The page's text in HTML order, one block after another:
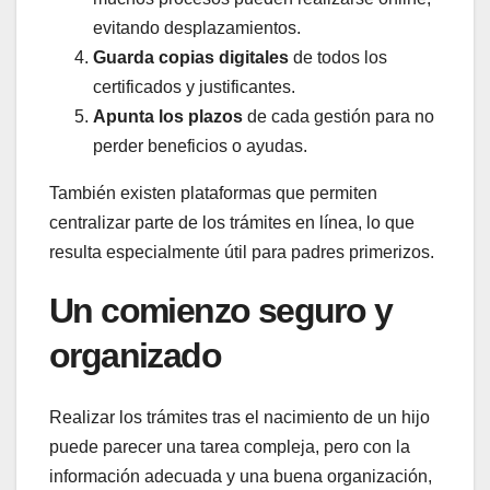
evitando desplazamientos.
Guarda copias digitales de todos los
certificados y justificantes.
Apunta los plazos de cada gestión para no
perder beneficios o ayudas.
También existen plataformas que permiten
centralizar parte de los trámites en línea, lo que
resulta especialmente útil para padres primerizos.
Un comienzo seguro y
organizado
Realizar los trámites tras el nacimiento de un hijo
puede parecer una tarea compleja, pero con la
información adecuada y una buena organización,